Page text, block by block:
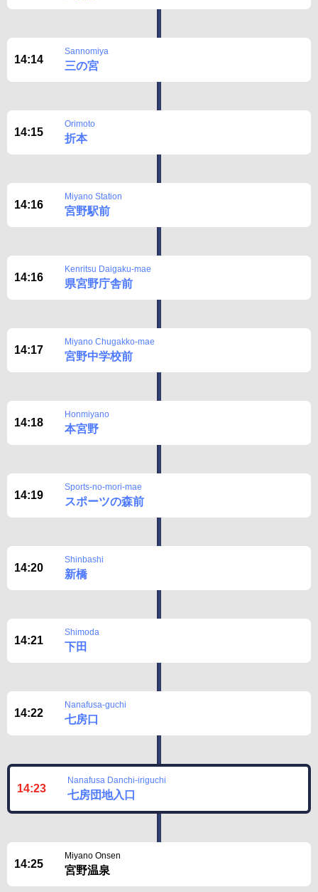
14:14
Sannomiya
三の宮
14:15
Orimoto
折本
14:16
Miyano Station
宮野駅前
14:16
Kenritsu Daigaku-mae
県宮野庁舎前
14:17
Miyano Chugakko-mae
宮野中学校前
14:18
Honmiyano
本宮野
14:19
Sports-no-mori-mae
スポーツの森前
14:20
Shinbashi
新橋
14:21
Shimoda
下田
14:22
Nanafusa-guchi
七房口
14:23
Nanafusa Danchi-iriguchi
七房団地入口
14:25
Miyano Onsen
宮野温泉